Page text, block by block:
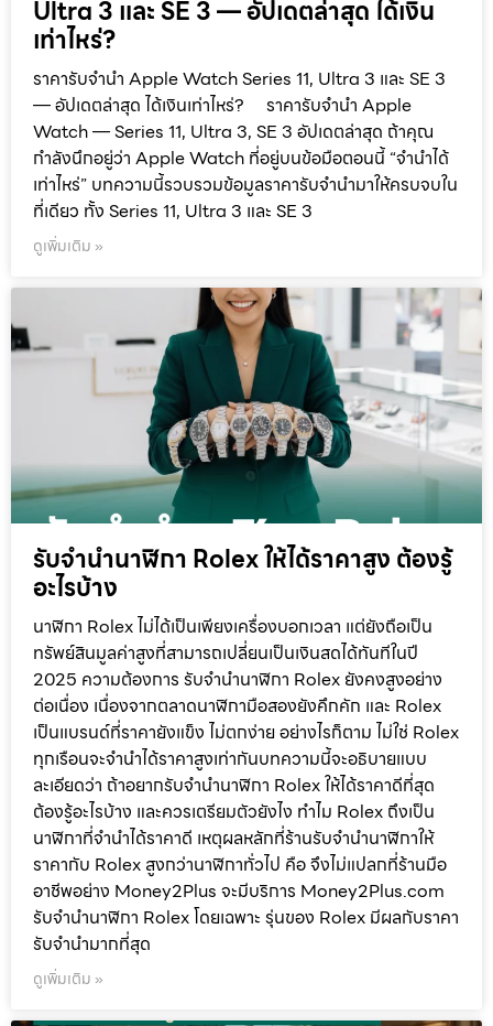
Ultra 3 และ SE 3 — อัปเดตล่าสุด ได้เงิน
เท่าไหร่?
ราคารับจำนำ Apple Watch Series 11, Ultra 3 และ SE 3
— อัปเดตล่าสุด ได้เงินเท่าไหร่? ราคารับจำนำ Apple
Watch — Series 11, Ultra 3, SE 3 อัปเดตล่าสุด ถ้าคุณ
กำลังนึกอยู่ว่า Apple Watch ที่อยู่บนข้อมือตอนนี้ “จำนำได้
เท่าไหร่” บทความนี้รวบรวมข้อมูลราคารับจำนำมาให้ครบจบใน
ที่เดียว ทั้ง Series 11, Ultra 3 และ SE 3
ดูเพิ่มเติม »
รับจำนำนาฬิกา Rolex ให้ได้ราคาสูง ต้องรู้
อะไรบ้าง
นาฬิกา Rolex ไม่ได้เป็นเพียงเครื่องบอกเวลา แต่ยังถือเป็น
ทรัพย์สินมูลค่าสูงที่สามารถเปลี่ยนเป็นเงินสดได้ทันทีในปี
2025 ความต้องการ รับจำนำนาฬิกา Rolex ยังคงสูงอย่าง
ต่อเนื่อง เนื่องจากตลาดนาฬิกามือสองยังคึกคัก และ Rolex
เป็นแบรนด์ที่ราคายังแข็ง ไม่ตกง่าย อย่างไรก็ตาม ไม่ใช่ Rolex
ทุกเรือนจะจำนำได้ราคาสูงเท่ากันบทความนี้จะอธิบายแบบ
ละเอียดว่า ถ้าอยากรับจำนำนาฬิกา Rolex ให้ได้ราคาดีที่สุด
ต้องรู้อะไรบ้าง และควรเตรียมตัวยังไง ทำไม Rolex ถึงเป็น
นาฬิกาที่จำนำได้ราคาดี เหตุผลหลักที่ร้านรับจำนำนาฬิกาให้
ราคากับ Rolex สูงกว่านาฬิกาทั่วไป คือ จึงไม่แปลกที่ร้านมือ
อาชีพอย่าง Money2Plus จะมีบริการ Money2Plus.com
รับจำนำนาฬิกา Rolex โดยเฉพาะ รุ่นของ Rolex มีผลกับราคา
รับจำนำมากที่สุด
ดูเพิ่มเติม »